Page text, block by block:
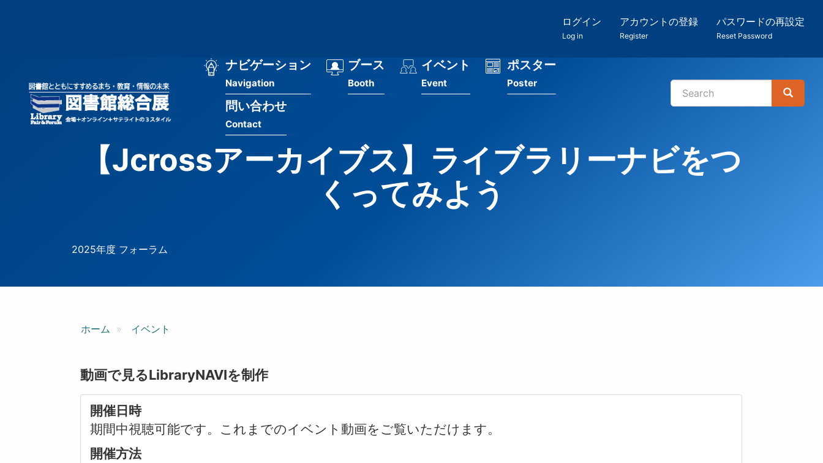
ー
ザ
ログイン
Log in
アカウントの登録
Register
パスワードの再設定
Reset Password
メ
ビ
ン
ナビゲーション
Navigation
ブース
Booth
イベント
Event
ポスター
Poster
問い合わせ
Contact
検
Search
Search
【Jcrossアーカイブス】ライブラリーナビをつ
くってみよう
2025年度 フォーラム
ホーム イベント
動画で見るLibraryNAVIを制作
開催日時
期間中視聴可能です。これまでのイベント動画をご覧いただけます。
開催方法